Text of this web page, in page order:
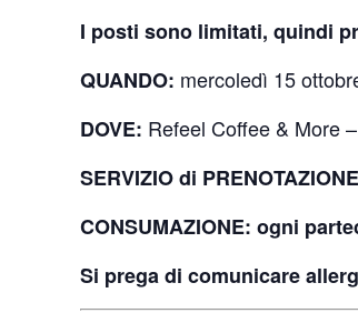
I posti sono limitati, quindi
QUANDO: mercoledì 15
DOVE: Refeel Coffee & More
SERVIZIO di
CONSUMAZIONE: ogni
Si prega di comunicare